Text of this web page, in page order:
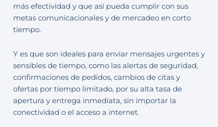
más efectividad y que así pueda cumplir con sus
metas comunicacionales y de mercadeo en corto
tiempo.
Y es que son ideales para enviar mensajes urgentes y
sensibles de tiempo, como las alertas de seguridad,
confirmaciones de pedidos, cambios de citas y
ofertas por tiempo limitado, por su alta tasa de
apertura y entrega inmediata, sin importar la
conectividad o el acceso a internet.